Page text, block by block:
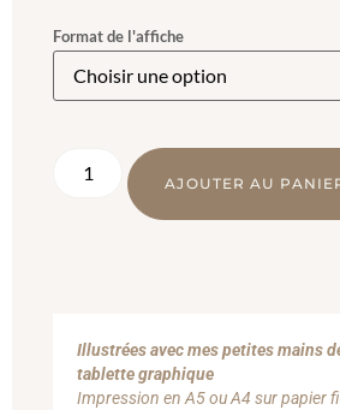
Format de l'affiche
AJOUTER AU
Illustrées avec mes petites mains
tablette graphique
Impression en A5 ou A4 sur papier